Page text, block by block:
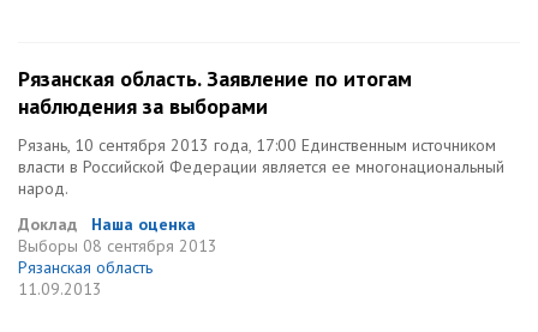
Рязанская область. Заявление по итогам
наблюдения за выборами
Рязань, 10 сентября 2013 года, 17:00 Единственным источником
власти в Российской Федерации является ее многонациональный
народ.
Доклад
Наша оценка
Выборы 08 сентября 2013
Рязанская область
11.09.2013